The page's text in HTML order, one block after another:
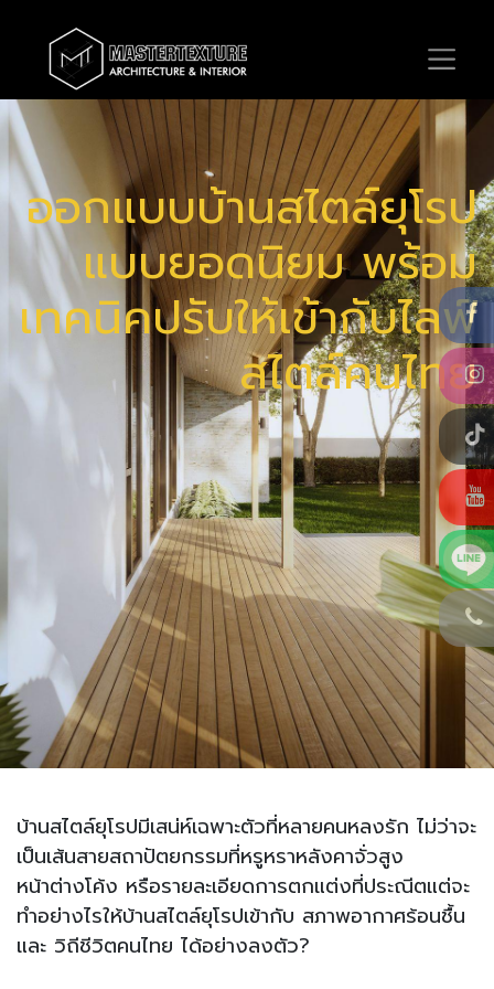
ออกแบบบ้านสไตล์ยุโรป
แบบยอดนิยม พร้อม
เทคนิคปรับให้เข้ากับไลฟ์
สไตล์คนไทย
​
บ้านสไตล์ยุโรปมีเสน่ห์เฉพาะตัวที่หลายคนหลงรัก ไม่ว่าจะ
เป็นเส้นสายสถาปัตยกรรมที่หรูหราหลังคาจั่วสูง
หน้าต่างโค้ง หรือรายละเอียดการตกแต่งที่ประณีตแต่จะ
ทำอย่างไรให้บ้านสไตล์ยุโรปเข้ากับ สภาพอากาศร้อนชื้น
และ วิถีชีวิตคนไทย ได้อย่างลงตัว?